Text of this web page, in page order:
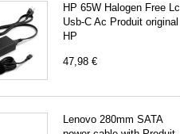
HP 65W Halogen Free Lc
Usb-C Ac Produit original
HP
47,98 €
Lenovo 280mm SATA